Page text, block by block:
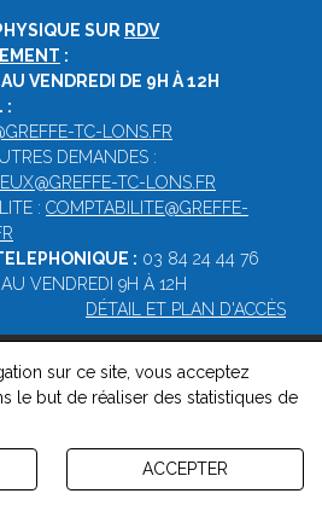
SUR RDV
:
VENDREDI DE 9H À 12H
:
TC-LONS.FR
DEMANDES :
TC-LONS.FR
: COMPTABILITE@GREFFE-
: 03 84 24 44 76
VENDREDI 9H À 12H
DÉTAIL ET PLAN D'ACCÈS
de Commerce de Lons -Mentions
des cookies -Politique de
et de cookies
Version : 1.8.1
sur ce site, vous acceptez
le but de réaliser des statistiques de
ACCEPTER